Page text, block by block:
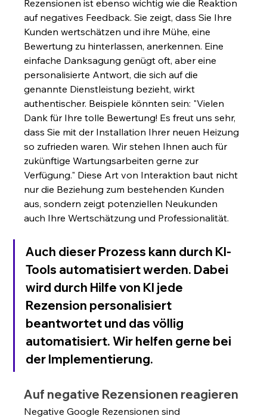
Rezensionen ist ebenso wichtig wie die Reaktion
auf negatives Feedback. Sie zeigt, dass Sie Ihre
Kunden wertschätzen und ihre Mühe, eine
Bewertung zu hinterlassen, anerkennen. Eine
einfache Danksagung genügt oft, aber eine
personalisierte Antwort, die sich auf die
genannte Dienstleistung bezieht, wirkt
authentischer. Beispiele könnten sein: "Vielen
Dank für Ihre tolle Bewertung! Es freut uns sehr,
dass Sie mit der Installation Ihrer neuen Heizung
so zufrieden waren. Wir stehen Ihnen auch für
zukünftige Wartungsarbeiten gerne zur
Verfügung." Diese Art von Interaktion baut nicht
nur die Beziehung zum bestehenden Kunden
aus, sondern zeigt potenziellen Neukunden
auch Ihre Wertschätzung und Professionalität.
Auch dieser Prozess kann durch KI-
Tools automatisiert werden. Dabei
wird durch Hilfe von KI jede
Rezension personalisiert
beantwortet und das völlig
automatisiert. Wir helfen gerne bei
der Implementierung.
Auf negative Rezensionen reagieren
Negative Google Rezensionen sind